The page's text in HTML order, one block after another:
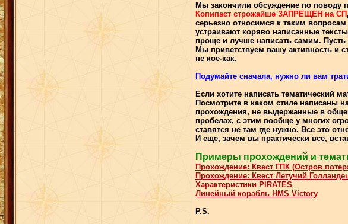
Мы закончили обсуждение по поводу
Копипаст строжайше ЗАПРЕЩЕН на СП
серьезно относимся к таким
устраивают коряво написанные
проще и лучше написать самим.
Мы приветствуем вашу активность и
не кое-как.
Подумайте сначала, нужно ли вам
Если хотите написать тематический
Посмотрите в каком стиле написаны
прохождения, не выдержанные в
пробелах, с этим вообще у многих
ставятся не там где нужно. Все это
И еще, зачем вы практически все,
Примеры прохождений и
Прохождение: Квест ГПК (Остров
Прохождение: Квест Летучий
Характеристики PIRATES
Линейный корабль HMS Victory
P.S.